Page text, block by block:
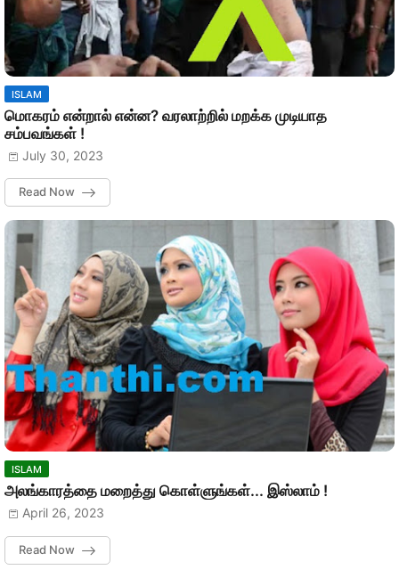
ISLAM
மொகரம் என்றால் என்ன? வரலாற்றில் மறக்க முடியாத
சம்பவங்கள் !
July 30, 2023
Read Now
ISLAM
அலங்காரத்தை மறைத்து கொள்ளுங்கள்... இஸ்லாம் !
April 26, 2023
Read Now